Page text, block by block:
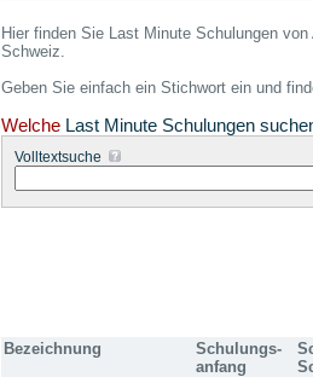
Hier finden Sie Last Minute Schulungen
Schweiz.
Geben Sie einfach ein Stichwort ein und
Welche Last Minute Schulungen
Volltextsuche
Bezeichnung
Schulungs-
anfang